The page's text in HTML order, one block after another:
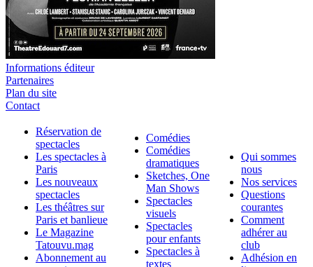
Informations éditeur
Partenaires
Plan du site
Contact
Réservation de
spectacles
Les spectacles à
Paris
Les nouveaux
spectacles
Les théâtres sur
Paris et banlieue
Le Magazine
Tatouvu.mag
Abonnement au
Comédies
Comédies
dramatiques
Sketches, One
Man Shows
Spectacles
visuels
Spectacles
pour enfants
Spectacles à
textes
Qui sommes
nous
Nos services
Questions
courantes
Comment
adhérer au
club
Adhésion en